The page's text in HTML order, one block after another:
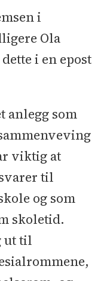
i
Ola
i en epost
anlegg som
viktig at
til
og som
skoletid.
ut til